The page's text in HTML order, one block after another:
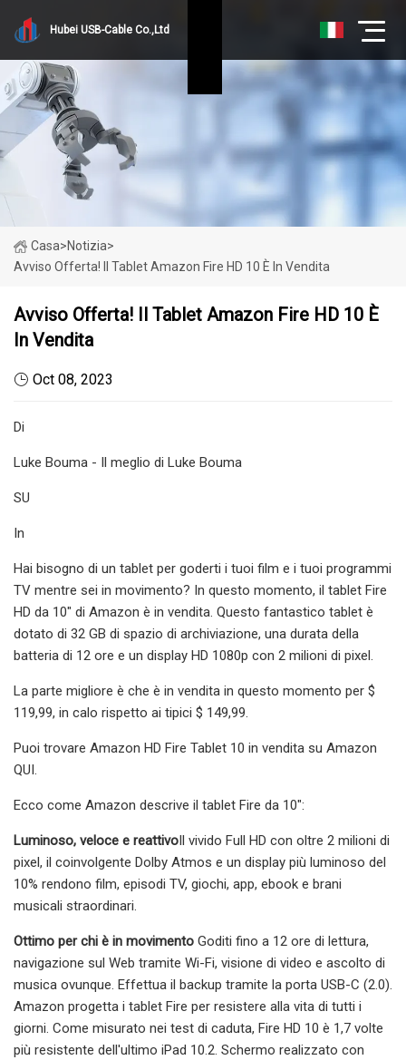
Hubei USB-Cable Co.,Ltd
Casa>Notizia>
Avviso Offerta! Il Tablet Amazon Fire HD 10 È In Vendita
Avviso Offerta! Il Tablet Amazon Fire HD 10 È
In Vendita
Oct 08, 2023
Di
Luke Bouma - Il meglio di Luke Bouma
SU
In
Hai bisogno di un tablet per goderti i tuoi film e i tuoi programmi
TV mentre sei in movimento? In questo momento, il tablet Fire
HD da 10″ di Amazon è in vendita. Questo fantastico tablet è
dotato di 32 GB di spazio di archiviazione, una durata della
batteria di 12 ore e un display HD 1080p con 2 milioni di pixel.
La parte migliore è che è in vendita in questo momento per $
119,99, in calo rispetto ai tipici $ 149,99.
Puoi trovare Amazon HD Fire Tablet 10 in vendita su Amazon
QUI.
Ecco come Amazon descrive il tablet Fire da 10″:
Luminoso, veloce e reattivoIl vivido Full HD con oltre 2 milioni di
pixel, il coinvolgente Dolby Atmos e un display più luminoso del
10% rendono film, episodi TV, giochi, app, ebook e brani
musicali straordinari.
Ottimo per chi è in movimento Goditi fino a 12 ore di lettura,
navigazione sul Web tramite Wi-Fi, visione di video e ascolto di
musica ovunque. Effettua il backup tramite la porta USB-C (2.0).
Amazon progetta i tablet Fire per resistere alla vita di tutti i
giorni. Come misurato nei test di caduta, Fire HD 10 è 1,7 volte
più resistente dell'ultimo iPad 10.2. Schermo realizzato con